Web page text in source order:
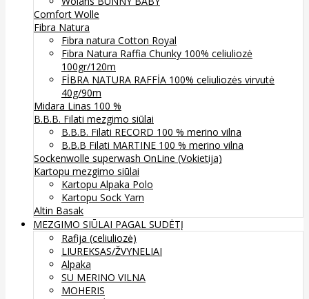
Comfort Wolle
Fibra Natura
Fibra natura Cotton Royal
Fibra Natura Raffia Chunky 100% celiuliozė
100gr/120m
FİBRA NATURA RAFFİA 100% celiuliozės virvutė
40g/90m
Midara Linas 100 %
B.B.B. Filati mezgimo siūlai
B.B.B. Filati RECORD 100 % merino vilna
B.B.B Filati MARTINE 100 % merino vilna
Sockenwolle superwash OnLine (Vokietija)
Kartopu mezgimo siūlai
Kartopu Alpaka Polo
Kartopu Sock Yarn
Altin Basak
MEZGIMO SIŪLAI PAGAL SUDĖTĮ
Rafija (celiuliozė)
LIUREKSAS/ŽVYNELIAI
Alpaka
SU MERINO VILNA
MOHERIS